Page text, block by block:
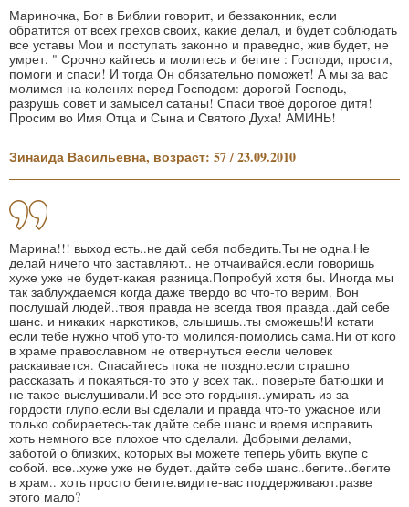
Мариночка, Бог в Библии говорит, и беззаконник, если
обратится от всех грехов своих, какие делал, и будет соблюдать
все уставы Мои и поступать законно и праведно, жив будет, не
умрет. " Срочно кайтесь и молитесь и бегите : Господи, прости,
помоги и спаси! И тогда Он обязательно поможет! А мы за вас
молимся на коленях перед Господом: дорогой Господь,
разрушь совет и замысел сатаны! Спаси твоё дорогое дитя!
Просим во Имя Отца и Сына и Святого Духа! АМИНЬ!
Зинаида Васильевна, возраст: 57 / 23.09.2010
Марина!!! выход есть..не дай себя победить.Ты не одна.Не
делай ничего что заставляют.. не отчаивайся.если говоришь
хуже уже не будет-какая разница.Попробуй хотя бы. Иногда мы
так заблуждаемся когда даже твердо во что-то верим. Вон
послушай людей..твоя правда не всегда твоя правда..дай себе
шанс. и никаких наркотиков, слышишь..ты сможешь!И кстати
если тебе нужно чтоб уто-то молился-помолись сама.Ни от кого
в храме православном не отвернуться еесли человек
раскаивается. Спасайтесь пока не поздно.если страшно
рассказать и покаяться-то это у всех так.. поверьте батюшки и
не такое выслушивали.И все это гордыня..умирать из-за
гордости глупо.если вы сделали и правда что-то ужасное или
только собираетесь-так дайте себе шанс и время исправить
хоть немного все плохое что сделали. Добрыми делами,
заботой о близких, которых вы можете теперь убить вкупе с
собой. все..хуже уже не будет..дайте себе шанс..бегите..бегите
в храм.. хоть просто бегите.видите-вас поддерживают.разве
этого мало?